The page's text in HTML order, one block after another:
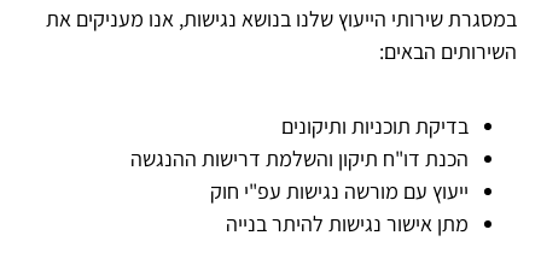
במסגרת שירותי הייעוץ שלנו בנושא נגישות, אנו מעניקים את
השירותים הבאים:
בדיקת תוכניות ותיקונים
הכנת דו"ח תיקון והשלמת דרישות ההנגשה
ייעוץ עם מורשה נגישות עפ"י חוק
מתן אישור נגישות להיתר בנייה